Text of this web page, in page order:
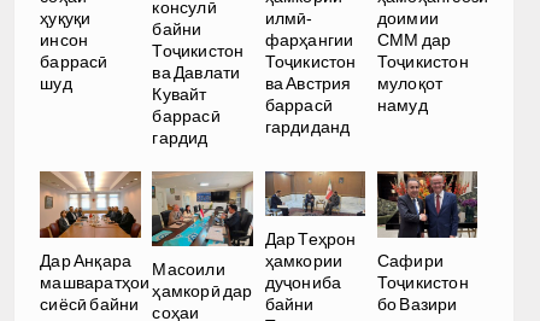
ҳуқуқи
инсон
баррасӣ
шуд
консулӣ
байни
Тоҷикистон
ва Давлати
Кувайт
баррасӣ
гардид
илмӣ-
фарҳангии
Тоҷикистон
ва Австрия
баррасӣ
гардиданд
доимии
СММ дар
Тоҷикистон
мулоқот
намуд
Дар Анқара
машваратҳои
сиёсӣ байни
Масоили
ҳамкорӣ дар
соҳаи
Дар Теҳрон
ҳамкории
дуҷониба
байни
Сафири
Тоҷикистон
бо Вазири